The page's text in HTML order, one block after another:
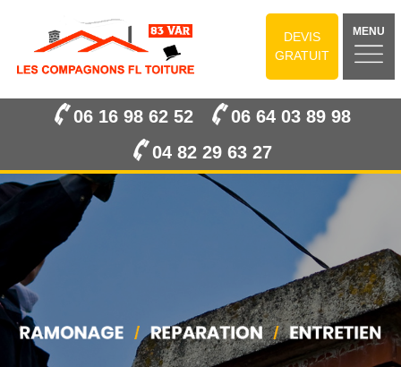
DEVIS
GRATUIT
MENU
06 16 98 62 52
06 64 03 89 98
04 82 29 63 27